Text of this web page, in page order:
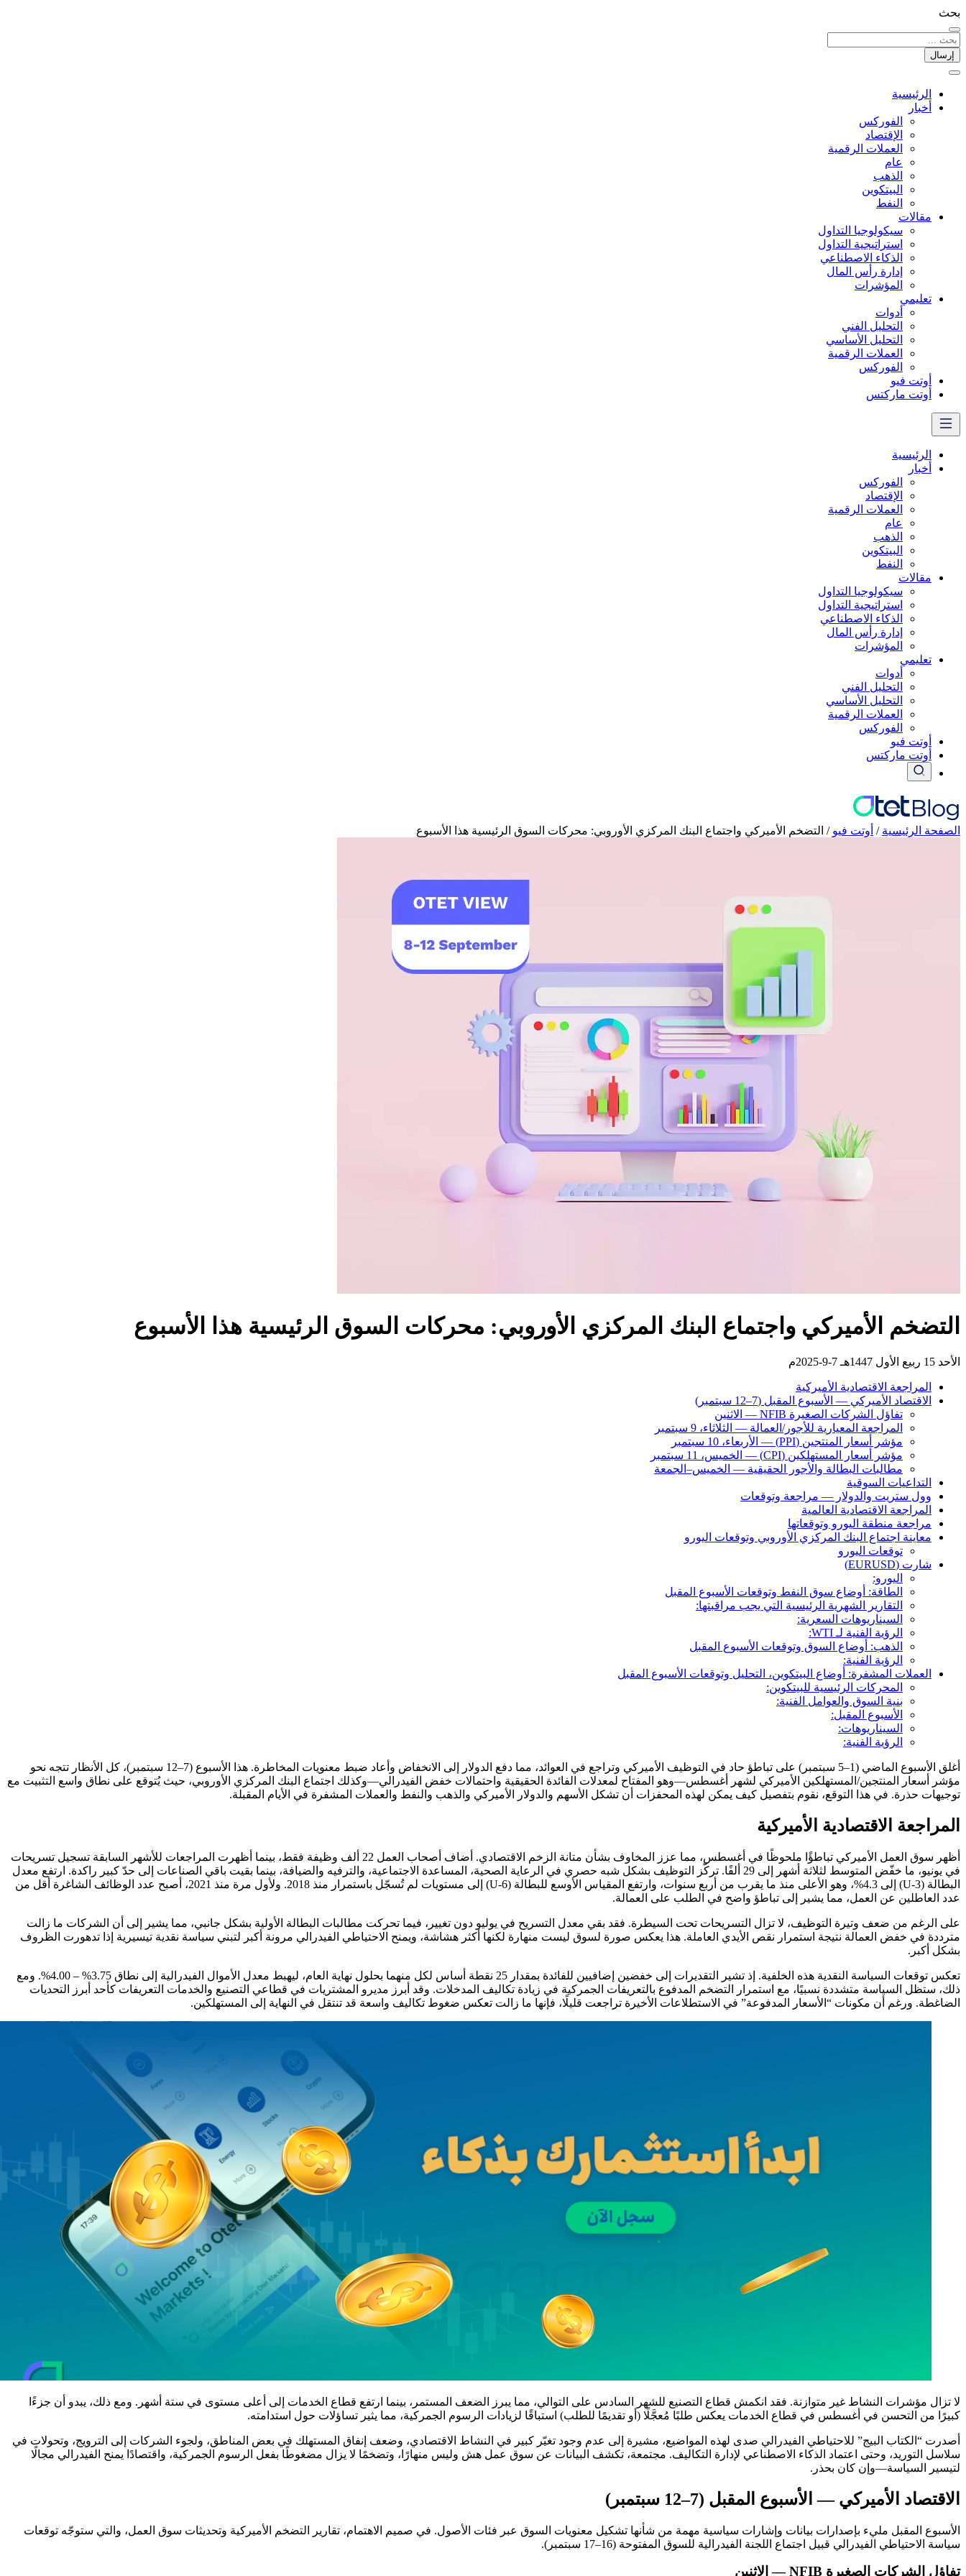
بحث
إرسال
الرئيسية
أخبار
الفوركس
الإقتصاد
العملات الرقمیة
عام
الذهب
البيتكوين
النفط
مقالات
سيكولوجيا التداول
استراتيجية التداول
الذكاء الاصطناعي
إدارة رأس المال
المؤشرات
تعليمي
أدوات
التحليل الفني
التحليل الأساسي
العملات الرقمية
الفوركس
أوتت فيو
أوتت ماركتس
الرئيسية
أخبار
الفوركس
الإقتصاد
العملات الرقمیة
عام
الذهب
البيتكوين
النفط
مقالات
سيكولوجيا التداول
استراتيجية التداول
الذكاء الاصطناعي
إدارة رأس المال
المؤشرات
تعليمي
أدوات
التحليل الفني
التحليل الأساسي
العملات الرقمية
الفوركس
أوتت فيو
أوتت ماركتس
الصفحة الرئيسية / أوتت فيو / التضخم الأميركي واجتماع البنك المركزي الأوروبي: محركات السوق الرئيسية هذا الأسبوع
التضخم الأميركي واجتماع البنك المركزي الأوروبي: محركات السوق الرئيسية هذا الأسبوع
الأحد 15 ربيع الأول 1447هـ 7-9-2025م
المراجعة الاقتصادية الأميركية
الاقتصاد الأميركي — الأسبوع المقبل (7–12 سبتمبر)
تفاؤل الشركات الصغيرة NFIB — الاثنين
المراجعة المعيارية للأجور/العمالة — الثلاثاء، 9 سبتمبر
مؤشر أسعار المنتجين (PPI) — الأربعاء، 10 سبتمبر
مؤشر أسعار المستهلكين (CPI) — الخميس، 11 سبتمبر
مطالبات البطالة والأجور الحقيقية — الخميس–الجمعة
التداعيات السوقية
وول ستريت والدولار — مراجعة وتوقعات
المراجعة الاقتصادية العالمية
مراجعة منطقة اليورو وتوقعاتها
معاينة اجتماع البنك المركزي الأوروبي وتوقعات اليورو
توقعات اليورو
شارت (EURUSD)
اليورو:
الطاقة: أوضاع سوق النفط وتوقعات الأسبوع المقبل
التقارير الشهرية الرئيسية التي يجب مراقبتها:
السيناريوهات السعرية:
الرؤية الفنية لـ WTI:
الذهب: أوضاع السوق وتوقعات الأسبوع المقبل
الرؤية الفنية:
العملات المشفرة: أوضاع البيتكوين، التحليل وتوقعات الأسبوع المقبل
المحركات الرئيسية للبيتكوين:
بنية السوق والعوامل الفنية:
الأسبوع المقبل:
السيناريوهات:
الرؤية الفنية:
أغلق الأسبوع الماضي (1–5 سبتمبر) على تباطؤ حاد في التوظيف الأميركي وتراجع في العوائد، مما دفع الدولار إلى الانخفاض وأعاد ضبط معنويات المخاطرة. هذا الأسبوع (7–12 سبتمبر)، كل الأنظار تتجه نحو
مؤشر أسعار المنتجين/المستهلكين الأميركي لشهر أغسطس—وهو المفتاح لمعدلات الفائدة الحقيقية واحتمالات خفض الفيدرالي—وكذلك اجتماع البنك المركزي الأوروبي، حيث يُتوقع على نطاق واسع التثبيت مع
توجيهات حذرة. في هذا التوقع، نقوم بتفصيل كيف يمكن لهذه المحفزات أن تشكل الأسهم والدولار الأميركي والذهب والنفط والعملات المشفرة في الأيام المقبلة.
المراجعة الاقتصادية الأميركية
أظهر سوق العمل الأميركي تباطؤًا ملحوظًا في أغسطس، مما عزز المخاوف بشأن متانة الزخم الاقتصادي. أضاف أصحاب العمل 22 ألف وظيفة فقط، بينما أظهرت المراجعات للأشهر السابقة تسجيل تسريحات
في يونيو، ما خفّض المتوسط لثلاثة أشهر إلى 29 ألفًا. تركّز التوظيف بشكل شبه حصري في الرعاية الصحية، المساعدة الاجتماعية، والترفيه والضيافة، بينما بقيت باقي الصناعات إلى حدّ كبير راكدة. ارتفع معدل
البطالة (U-3) إلى 4.3%، وهو الأعلى منذ ما يقرب من أربع سنوات، وارتفع المقياس الأوسع للبطالة (U-6) إلى مستويات لم تُسجّل باستمرار منذ 2018. ولأول مرة منذ 2021، أصبح عدد الوظائف الشاغرة أقل من
عدد العاطلين عن العمل، مما يشير إلى تباطؤ واضح في الطلب على العمالة.
على الرغم من ضعف وتيرة التوظيف، لا تزال التسريحات تحت السيطرة. فقد بقي معدل التسريح في يوليو دون تغيير، فيما تحركت مطالبات البطالة الأولية بشكل جانبي، مما يشير إلى أن الشركات ما زالت
مترددة في خفض العمالة نتيجة استمرار نقص الأيدي العاملة. هذا يعكس صورة لسوق ليست منهارة لكنها أكثر هشاشة، ويمنح الاحتياطي الفيدرالي مرونة أكبر لتبني سياسة نقدية تيسيرية إذا تدهورت الظروف
بشكل أكبر.
تعكس توقعات السياسة النقدية هذه الخلفية. إذ تشير التقديرات إلى خفضين إضافيين للفائدة بمقدار 25 نقطة أساس لكل منهما بحلول نهاية العام، ليهبط معدل الأموال الفيدرالية إلى نطاق 3.75% – 4.00%. ومع
ذلك، ستظل السياسة متشددة نسبيًا، مع استمرار التضخم المدفوع بالتعريفات الجمركية في زيادة تكاليف المدخلات. وقد أبرز مديرو المشتريات في قطاعي التصنيع والخدمات التعريفات كأحد أبرز التحديات
الضاغطة. ورغم أن مكونات “الأسعار المدفوعة” في الاستطلاعات الأخيرة تراجعت قليلًا، فإنها ما زالت تعكس ضغوط تكاليف واسعة قد تنتقل في النهاية إلى المستهلكين.
لا تزال مؤشرات النشاط غير متوازنة. فقد انكمش قطاع التصنيع للشهر السادس على التوالي، مما يبرز الضعف المستمر، بينما ارتفع قطاع الخدمات إلى أعلى مستوى في ستة أشهر. ومع ذلك، يبدو أن جزءًا
كبيرًا من التحسن في أغسطس في قطاع الخدمات يعكس طلبًا مُعجَّلًا (أو تقديمًا للطلب) استباقًا لزيادات الرسوم الجمركية، مما يثير تساؤلات حول استدامته.
أصدرت “الكتاب البيج” للاحتياطي الفيدرالي صدى لهذه المواضيع، مشيرة إلى عدم وجود تغيّر كبير في النشاط الاقتصادي، وضعف إنفاق المستهلك في بعض المناطق، ولجوء الشركات إلى الترويج، وتحولات في
سلاسل التوريد، وحتى اعتماد الذكاء الاصطناعي لإدارة التكاليف. مجتمعة، تكشف البيانات عن سوق عمل هش وليس منهارًا، وتضخمًا لا يزال مضغوطًا بفعل الرسوم الجمركية، واقتصادًا يمنح الفيدرالي مجالًا
لتيسير السياسة—وإن كان بحذر.
الاقتصاد الأميركي — الأسبوع المقبل (7–12 سبتمبر)
الأسبوع المقبل مليء بإصدارات بيانات وإشارات سياسية مهمة من شأنها تشكيل معنويات السوق عبر فئات الأصول. في صميم الاهتمام، تقارير التضخم الأميركية وتحديثات سوق العمل، والتي ستوجّه توقعات
سياسة الاحتياطي الفيدرالي قبيل اجتماع اللجنة الفيدرالية للسوق المفتوحة (16–17 سبتمبر).
تفاؤل الشركات الصغيرة NFIB — الاثنين